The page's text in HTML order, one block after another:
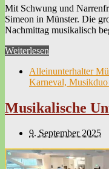
Mit Schwung und
Simeon in Münster. Die
Nachmittag musikalisch
Weiterlesen
Alleinunterhalter
Karneval,
Musikalische
9. September 2025